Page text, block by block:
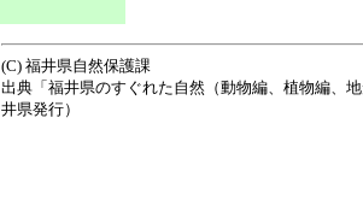
(C) 福井県自然保護課
出典「福井県のすぐれた自然（動物編、植物編
井県発行）